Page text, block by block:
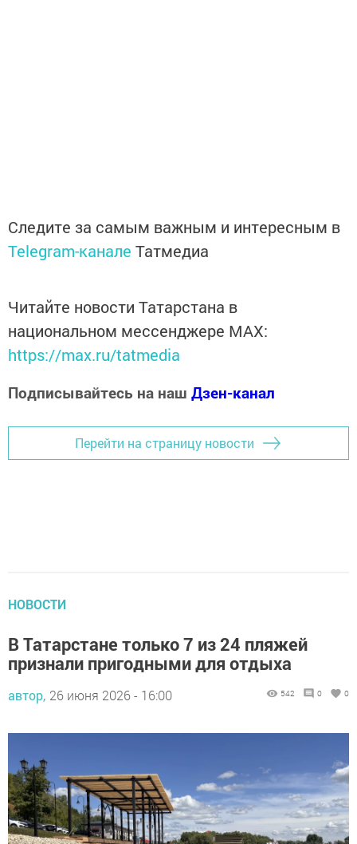
Следите за самым важным и интересным в
Telegram-канале Татмедиа
Читайте новости Татарстана в
национальном мессенджере MАХ:
https://max.ru/tatmedia
Подписывайтесь на наш Дзен-канал
Перейти на страницу новости
НОВОСТИ
В Татарстане только 7 из 24 пляжей
признали пригодными для отдыха
автор, 26 июня 2026 - 16:00 542 0 0